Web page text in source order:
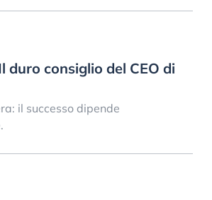
duro consiglio del CEO di
il successo dipende